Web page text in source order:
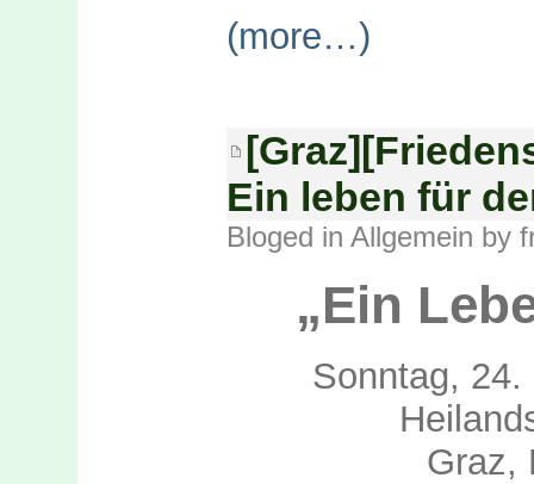
(more…)
Ein leben für
Bloged in Allgemein by
„Ein
Sonntag,
Graz,